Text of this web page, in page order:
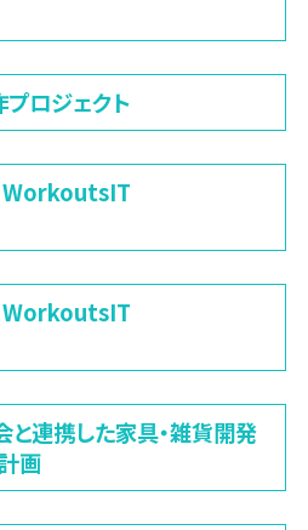
ロジェクト
WorkoutsIT
WorkoutsIT
と連携した家具・雑貨開発
画